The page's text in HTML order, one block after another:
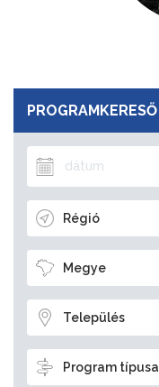
PROGRAMKERESŐ
Régió
Megye
Település
Program típusa